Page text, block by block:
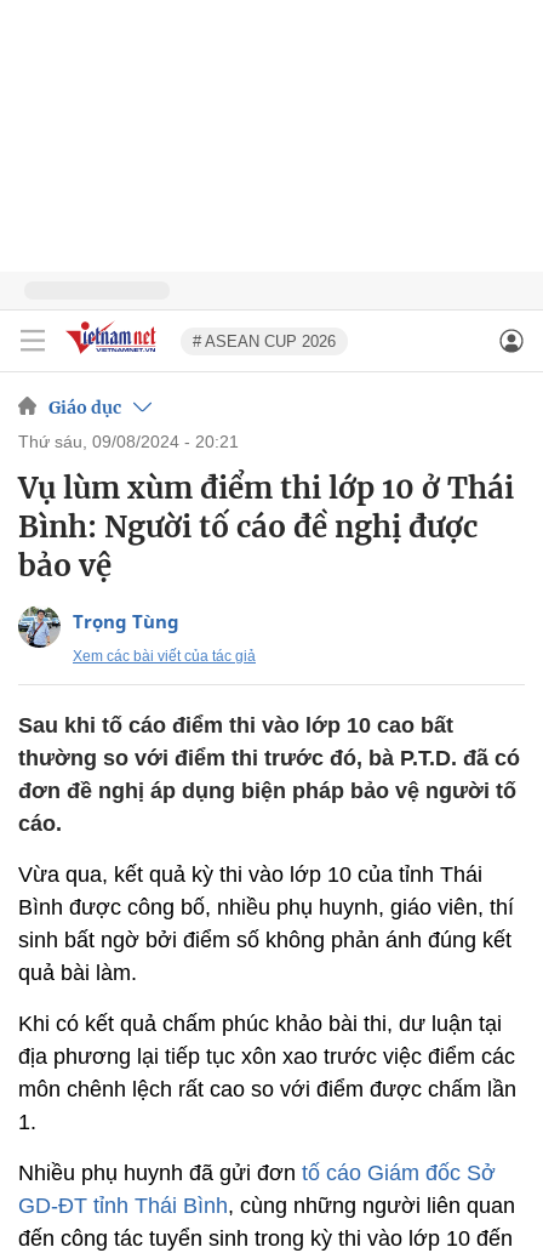
# ASEAN CUP 2026
Giáo dục
thứ sáu, 09/08/2024 - 20:21
Vụ lùm xùm điểm thi lớp 10 ở Thái
Bình: Người tố cáo đề nghị được
bảo vệ
Trọng Tùng
Xem các bài viết của tác giả
Sau khi tố cáo điểm thi vào lớp 10 cao bất
thường so với điểm thi trước đó, bà P.T.D. đã có
đơn đề nghị áp dụng biện pháp bảo vệ người tố
cáo.
Vừa qua, kết quả kỳ thi vào lớp 10 của tỉnh Thái
Bình được công bố, nhiều phụ huynh, giáo viên, thí
sinh bất ngờ bởi điểm số không phản ánh đúng kết
quả bài làm.
Khi có kết quả chấm phúc khảo bài thi, dư luận tại
địa phương lại tiếp tục xôn xao trước việc điểm các
môn chênh lệch rất cao so với điểm được chấm lần
1.
Nhiều phụ huynh đã gửi đơn tố cáo Giám đốc Sở
GD-ĐT tỉnh Thái Bình, cùng những người liên quan
đến công tác tuyển sinh trong kỳ thi vào lớp 10 đến